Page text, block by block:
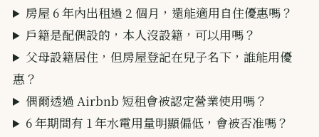
房屋 6 年內出租過 2 個月，還能適用自住優惠嗎？
戶籍是配偶設的，本人沒設籍，可以用嗎？
父母設籍居住，但房屋登記在兒子名下，誰能用優
惠？
偶爾透過 Airbnb 短租會被認定營業使用嗎？
6 年期間有 1 年水電用量明顯偏低，會被否准嗎？